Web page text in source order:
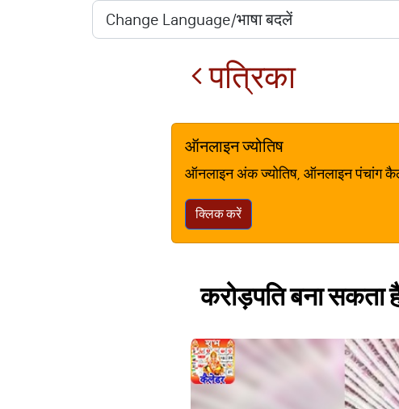
पत्रिका
ऑनलाइन ज्योतिष
ऑनलाइन अंक ज्योतिष, ऑनलाइन पंचांग
क्लिक करें
करोड़पति बना सकता